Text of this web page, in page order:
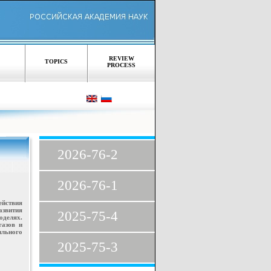
TOPICS
REVIEW
PROCESS
и
2026-76-2
2026-76-1
2025-75-4
2025-75-3